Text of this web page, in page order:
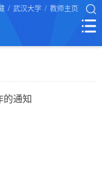
教师主页
武汉大学 /
/
的通知